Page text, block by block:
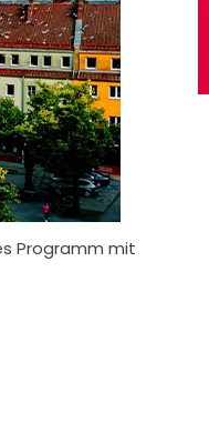
Programm mit